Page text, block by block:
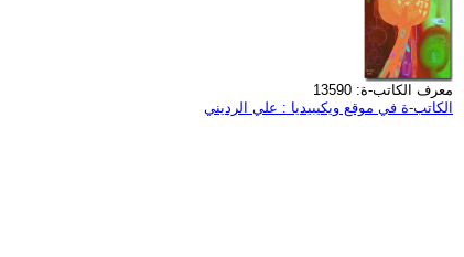
معرف الكاتب-ة: 13590
الكاتب-ة في موقع ويكيبيديا : علي الرديني